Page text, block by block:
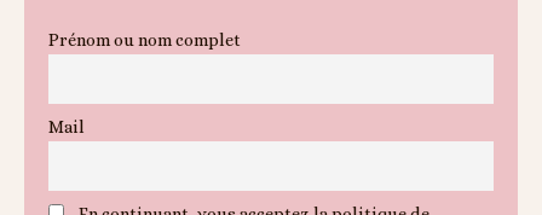
Prénom ou nom complet
Mail